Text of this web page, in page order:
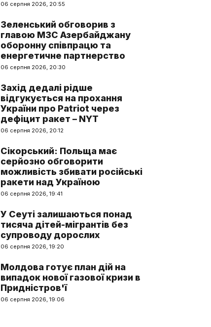
06 серпня 2026, 20:55
Зеленський обговорив з
главою МЗС Азербайджану
оборонну співпрацю та
енергетичне партнерство
06 серпня 2026, 20:30
Захід дедалі рідше
відгукується на прохання
України про Patriot через
дефіцит ракет – NYT
06 серпня 2026, 20:12
Сікорський: Польща має
серйозно обговорити
можливість збивати російські
ракети над Україною
06 серпня 2026, 19:41
У Сеуті залишаються понад
тисяча дітей-мігрантів без
супроводу дорослих
06 серпня 2026, 19:20
Молдова готує план дій на
випадок нової газової кризи в
Придністров'ї
06 серпня 2026, 19:06